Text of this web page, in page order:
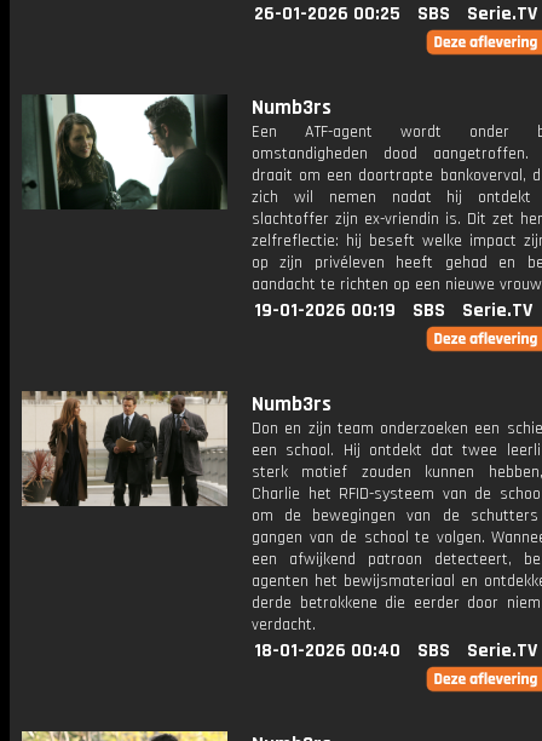
26-01-2026 00:25 SBS Serie.TV
Numb3rs
Een ATF-agent wordt onder
omstandigheden dood
draait om een doortrapte bankoverval,
zich wil nemen nadat hij
slachtoffer zijn ex-vriendin is. Dit zet
zelfreflectie: hij beseft welke impact
op zijn privéleven heeft gehad en
aandacht te richten op een nieuwe
19-01-2026 00:19 SBS Serie.TV
Numb3rs
Don en zijn team onderzoeken een
een school. Hij ontdekt dat twee
sterk motief zouden kunnen
Charlie het RFID-systeem van de
om de bewegingen van de
gangen van de school te volgen.
een afwijkend patroon detecteert,
agenten het bewijsmateriaal en
derde betrokkene die eerder door
verdacht.
18-01-2026 00:40 SBS Serie.TV